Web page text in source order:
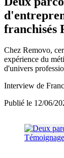
franchisés
Chez Removo,
expérience du
d'univers
Interview de
Publié le 12/06/